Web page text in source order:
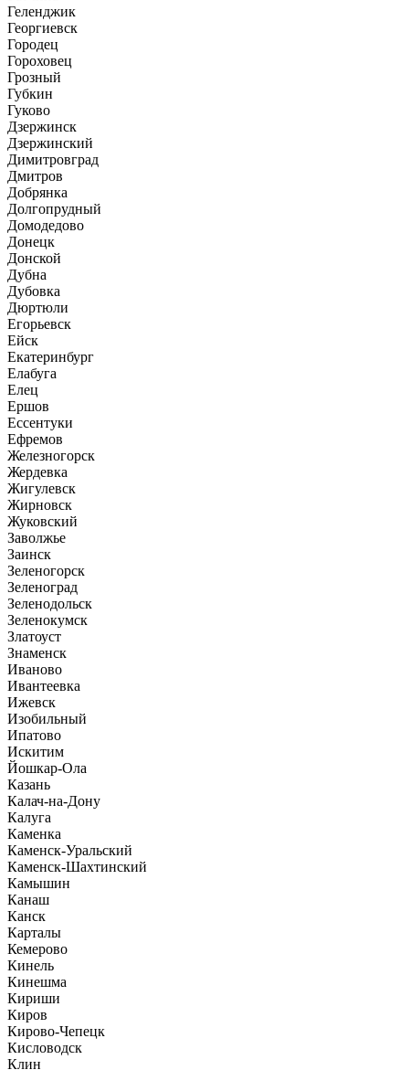
Геленджик
Георгиевск
Городец
Гороховец
Грозный
Губкин
Гуково
Дзержинск
Дзержинский
Димитровград
Дмитров
Добрянка
Долгопрудный
Домодедово
Донецк
Донской
Дубна
Дубовка
Дюртюли
Егорьевск
Ейск
Екатеринбург
Елабуга
Елец
Ершов
Ессентуки
Ефремов
Железногорск
Жердевка
Жигулевск
Жирновск
Жуковский
Заволжье
Заинск
Зеленогорск
Зеленоград
Зеленодольск
Зеленокумск
Златоуст
Знаменск
Иваново
Ивантеевка
Ижевск
Изобильный
Ипатово
Искитим
Йошкар-Ола
Казань
Калач-на-Дону
Калуга
Каменка
Каменск-Уральский
Каменск-Шахтинский
Камышин
Канаш
Канск
Карталы
Кемерово
Кинель
Кинешма
Кириши
Киров
Кирово-Чепецк
Кисловодск
Клин